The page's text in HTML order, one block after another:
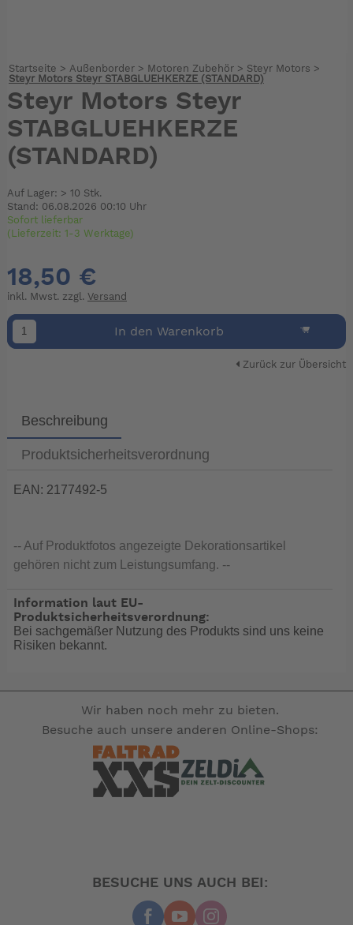
Startseite > Außenborder> Motoren Zubehör> Steyr Motors >
Steyr Motors Steyr STABGLUEHKERZE (STANDARD)
Steyr Motors Steyr
STABGLUEHKERZE
(STANDARD)
Auf Lager: > 10 Stk.
Stand: 06.08.2026 00:10 Uhr
Sofort lieferbar
(Lieferzeit: 1-3 Werktage)
18,50 €
inkl. Mwst. zzgl. Versand
In den Warenkorb
Zurück zur Übersicht
Beschreibung
Produktsicherheitsverordnung
EAN: 2177492-5
-- Auf Produktfotos angezeigte Dekorationsartikel
gehören nicht zum Leistungsumfang. --
Information laut EU-
Produktsicherheitsverordnung:
Bei sachgemäßer Nutzung des Produkts sind uns keine
Risiken bekannt.
Wir haben noch mehr zu bieten.
Besuche auch unsere anderen Online-Shops:
BESUCHE UNS AUCH BEI: